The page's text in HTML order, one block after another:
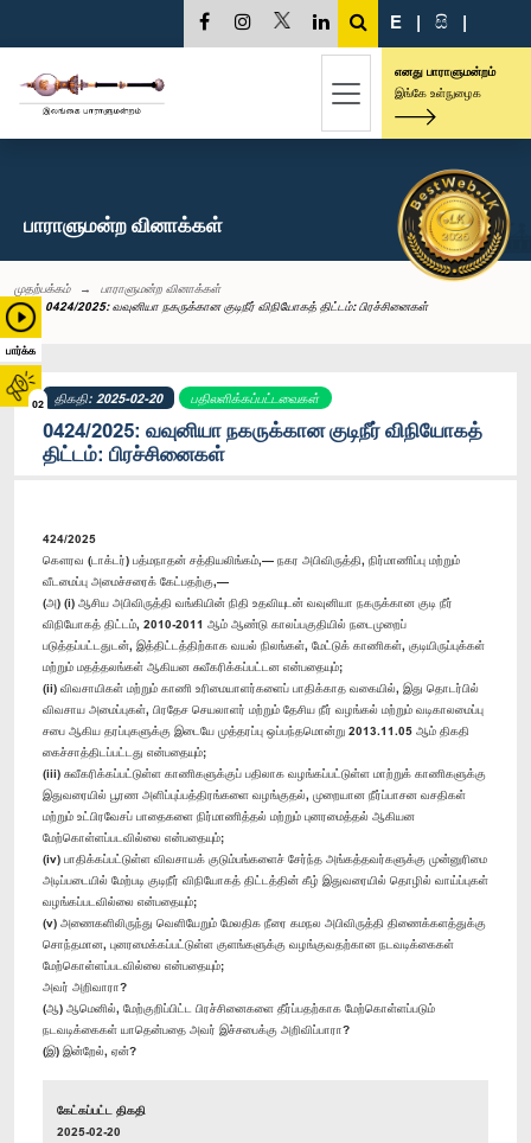
பார்க்க
02
E | සි |
எனது பாராளுமன்றம்
இங்கே உள்நுழைக
பாராளுமன்ற வினாக்கள்
முதற்பக்கம்
பாராளுமன்ற வினாக்கள்
0424/2025: வவுனியா நகருக்கான குடிநீர் விநியோகத் திட்டம்: பிரச்சினைகள்
திகதி: 2025-02-20 பதிலளிக்கப்பட்டவைகள்
0424/2025: வவுனியா நகருக்கான குடிநீர் விநியோகத்
திட்டம்: பிரச்சினைகள்
424/2025
கௌரவ (டாக்டர்) பத்மநாதன் சத்தியலிங்கம்,— நகர அபிவிருத்தி, நிர்மாணிப்பு மற்றும்
வீடமைப்பு அமைச்சரைக் கேட்பதற்கு,—
(அ) (i) ஆசிய அபிவிருத்தி வங்கியின் நிதி உதவியுடன் வவுனியா நகருக்கான குடி நீர்
விநியோகத் திட்டம், 2010-2011 ஆம் ஆண்டு காலப்பகுதியில் நடைமுறைப்
படுத்தப்பட்டதுடன், இத்திட்டத்திற்காக வயல் நிலங்கள், மேட்டுக் காணிகள், குடியிருப்புக்கள்
மற்றும் மதத்தலங்கள் ஆகியன சுவீகரிக்கப்பட்டன என்பதையும்;
(ii) விவசாயிகள் மற்றும் காணி உரிமையாளர்களைப் பாதிக்காத வகையில், இது தொடர்பில்
விவசாய அமைப்புகள், பிரதேச செயலாளர் மற்றும் தேசிய நீர் வழங்கல் மற்றும் வடிகாலமைப்பு
சபை ஆகிய தரப்புகளுக்கு இடையே முத்தரப்பு ஒப்பந்தமொன்று 2013.11.05 ஆம் திகதி
கைச்சாத்திடப்பட்டது என்பதையும்;
(iii) சுவீகரிக்கப்பட்டுள்ள காணிகளுக்குப் பதிலாக வழங்கப்பட்டுள்ள மாற்றுக் காணிகளுக்கு
இதுவரையில் பூரண அளிப்புப்பத்திரங்களை வழங்குதல், முறையான நீர்ப்பாசன வசதிகள்
மற்றும் உட்பிரவேசப் பாதைகளை நிர்மாணித்தல் மற்றும் புனரமைத்தல் ஆகியன
மேற்கொள்ளப்படவில்லை என்பதையும்;
(iv) பாதிக்கப்பட்டுள்ள விவசாயக் குடும்பங்களைச் சேர்ந்த அங்கத்தவர்களுக்கு முன்னுரிமை
அடிப்படையில் மேற்படி குடிநீர் விநியோகத் திட்டத்தின் கீழ் இதுவரையில் தொழில் வாய்ப்புகள்
வழங்கப்படவில்லை என்பதையும்;‍
(v) அணைகளிலிருந்து வெளியேறும் மேலதிக நீரை கமநல அபிவிருத்தி திணைக்களத்துக்கு
சொந்தமான, புனரமைக்கப்பட்டுள்ள குளங்களுக்கு வழங்குவதற்கான நடவடிக்கைகள்
மேற்கொள்ளப்படவில்லை என்பதையும்;
அவர் அறிவாரா?
(ஆ) ஆமெனில், மேற்குறிப்பிட்ட பிரச்சினைகளை தீர்ப்பதற்காக மேற்கொள்ளப்படும்
நடவடிக்கைகள் யாதென்பதை அவர் இச்சபைக்கு அறிவிப்பாரா?
(இ) இன்றேல், ஏன்?
கேட்கப்பட்ட திகதி
2025-02-20